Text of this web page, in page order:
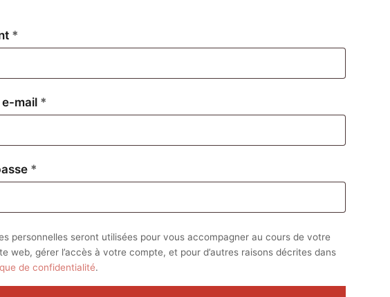
*
mail *
*
personnelles seront utilisées pour vous accompagner au cours de votre
web, gérer l’accès à votre compte, et pour d’autres raisons décrites dans
de confidentialité.